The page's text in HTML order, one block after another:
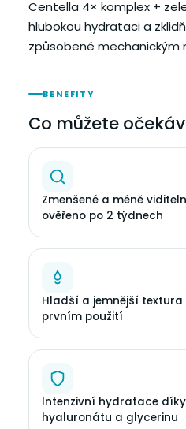
Centella 4× komplex +
hlubokou hydrataci a
způsobené mechanickým
BENEFITY
Co můžete
Zmenšené a méně
ověřeno po 2 týdnech
Hladší a jemnější
prvním použití
Intenzivní hydratace
hyaluronátu a glycerinu